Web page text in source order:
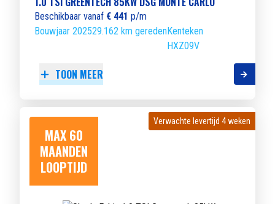
Beschikbaar vanaf € 441 p/m
Bouwjaar 202529.162 km geredenKenteken
HXZ09V
TOON MEER
MAX 60
MAANDEN
LOOPTIJD
Verwachte levertijd 4 weken
Verwachte levertijd 4 weken